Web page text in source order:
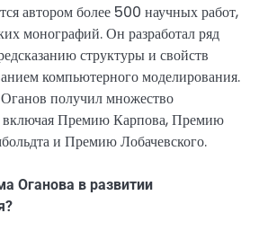
автором более 500 научных работ,
монографий. Он разработал ряд
структуры и свойств
компьютерного моделирования.
получил множество
включая Премию Карпова, Премию
и Премию Лобачевского.
Оганова в развитии